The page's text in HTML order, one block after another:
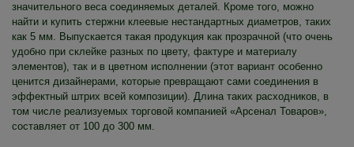
значительного веса соединяемых деталей. Кроме того, можно
найти и купить стержни клеевые нестандартных диаметров, таких
как 5 мм. Выпускается такая продукция как прозрачной (что очень
удобно при склейке разных по цвету, фактуре и материалу
элементов), так и в цветном исполнении (этот вариант особенно
ценится дизайнерами, которые превращают сами соединения в
эффектный штрих всей композиции). Длина таких расходников, в
том числе реализуемых торговой компанией «Арсенал Товаров»,
составляет от 100 до 300 мм.